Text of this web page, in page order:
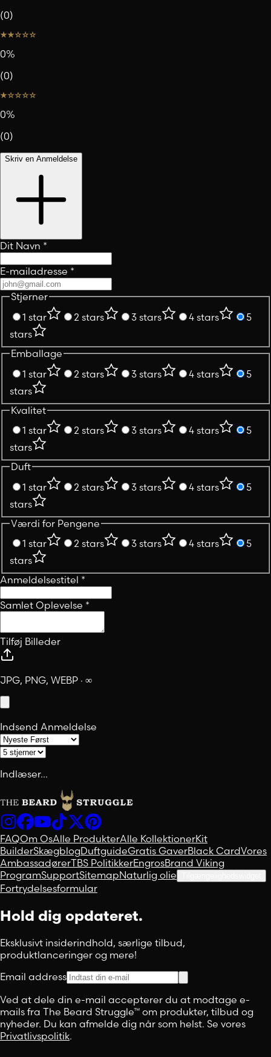
(0)
0%
(0)
0%
(0)
Skriv en Anmeldelse
Dit Navn *
E-mailadresse *
Stjerner
1 star
2 stars 3 stars 4 stars
5
stars
Emballage
1 star
2 stars 3 stars 4 stars
5
stars
Kvalitet
1 star
2 stars 3 stars 4 stars
5
stars
Duft
1 star
2 stars 3 stars 4 stars
5
stars
Værdi for Pengene
1 star
2 stars 3 stars 4 stars
5
stars
Anmeldelsestitel *
Samlet Oplevelse *
Tilføj Billeder
JPG, PNG, WEBP · ∞
Indsend Anmeldelse
Indlæser...
FAQOm OsAlle ProdukterAlle KollektionerKit
BuilderSkægblogDuftguideGratis GaverBlack CardVores
AmbassadørerTBS PolitikkerEngrosBrand Viking
ProgramSupportSitemapNaturlig olie
Fortrydelsesformular
Hold dig opdateret.
Eksklusivt insiderindhold, særlige tilbud,
produktlanceringer og mere!
Email address
Ved at dele din e-mail accepterer du at modtage e-
mails fra The Beard Struggle™ om produkter, tilbud og
nyheder. Du kan afmelde dig når som helst. Se vores
Privatlivspolitik.